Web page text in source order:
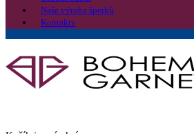
Naše výroba šperků
Kontakty